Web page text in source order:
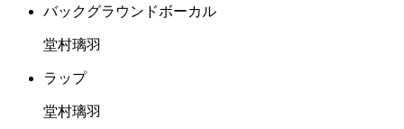
バックグラウンドボーカル
堂村璃羽
ラップ
堂村璃羽